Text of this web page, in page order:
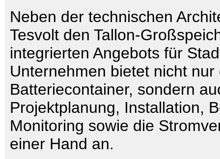
Neben der technischen
Tesvolt den Tallon-
integrierten Angebots für
Unternehmen bietet nicht nur
Batteriecontainer, sondern
Projektplanung, Installation,
Monitoring sowie die
einer Hand an.